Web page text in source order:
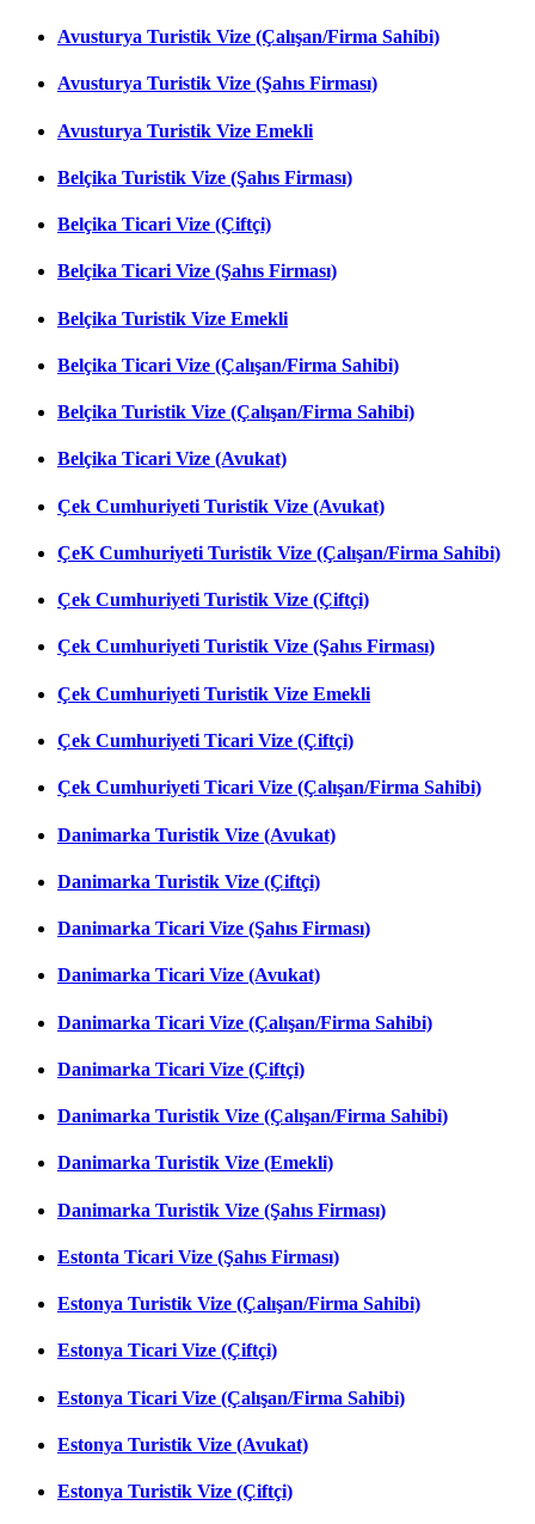
Avusturya Turistik Vize (Çalışan/Firma Sahibi)
Avusturya Turistik Vize (Şahıs Firması)
Avusturya Turistik Vize Emekli
Belçika Turistik Vize (Şahıs Firması)
Belçika Ticari Vize (Çiftçi)
Belçika Ticari Vize (Şahıs Firması)
Belçika Turistik Vize Emekli
Belçika Ticari Vize (Çalışan/Firma Sahibi)
Belçika Turistik Vize (Çalışan/Firma Sahibi)
Belçika Ticari Vize (Avukat)
Çek Cumhuriyeti Turistik Vize (Avukat)
ÇeK Cumhuriyeti Turistik Vize (Çalışan/Firma Sahibi)
Çek Cumhuriyeti Turistik Vize (Çiftçi)
Çek Cumhuriyeti Turistik Vize (Şahıs Firması)
Çek Cumhuriyeti Turistik Vize Emekli
Çek Cumhuriyeti Ticari Vize (Çiftçi)
Çek Cumhuriyeti Ticari Vize (Çalışan/Firma Sahibi)
Danimarka Turistik Vize (Avukat)
Danimarka Turistik Vize (Çiftçi)
Danimarka Ticari Vize (Şahıs Firması)
Danimarka Ticari Vize (Avukat)
Danimarka Ticari Vize (Çalışan/Firma Sahibi)
Danimarka Ticari Vize (Çiftçi)
Danimarka Turistik Vize (Çalışan/Firma Sahibi)
Danimarka Turistik Vize (Emekli)
Danimarka Turistik Vize (Şahıs Firması)
Estonta Ticari Vize (Şahıs Firması)
Estonya Turistik Vize (Çalışan/Firma Sahibi)
Estonya Ticari Vize (Çiftçi)
Estonya Ticari Vize (Çalışan/Firma Sahibi)
Estonya Turistik Vize (Avukat)
Estonya Turistik Vize (Çiftçi)